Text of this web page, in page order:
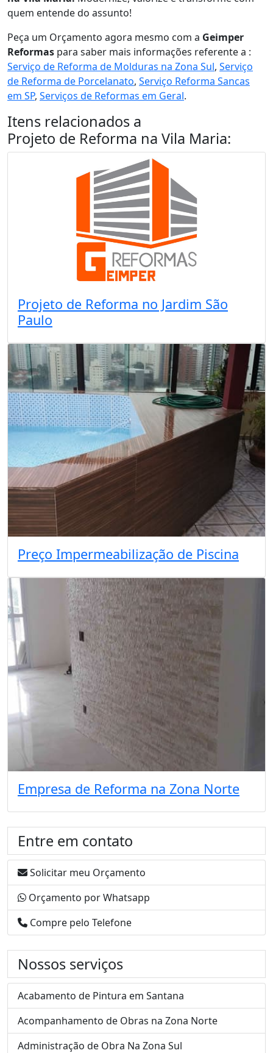
quem entende do assunto!
Peça um Orçamento agora mesmo com a Geimper
Reformas para saber mais informações referente a :
Serviço de Reforma de Molduras na Zona Sul, Serviço
de Reforma de Porcelanato, Serviço Reforma Sancas
em SP, Serviços de Reformas em Geral.
Itens relacionados a
Projeto de Reforma na Vila Maria:
Projeto de Reforma no Jardim São
Paulo
Preço Impermeabilização de Piscina
Empresa de Reforma na Zona Norte
Entre em contato
Solicitar meu Orçamento
Orçamento por Whatsapp
Compre pelo Telefone
Nossos serviços
Acabamento de Pintura em Santana
Acompanhamento de Obras na Zona Norte
Administração de Obra Na Zona Sul